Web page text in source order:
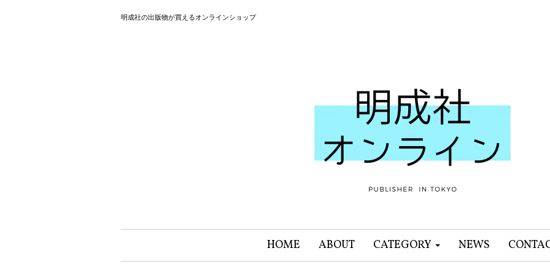
明成社の出版物が買えるオンラインショップ
HOME ABOUT CATEGORY NEWS